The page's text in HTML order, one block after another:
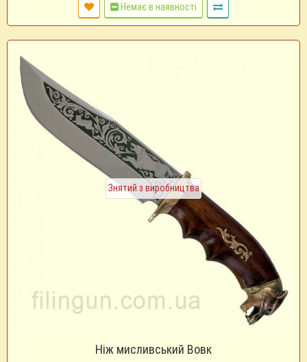
Немає в наявності
Знятий з виробництва
Ніж мисливський Вовк